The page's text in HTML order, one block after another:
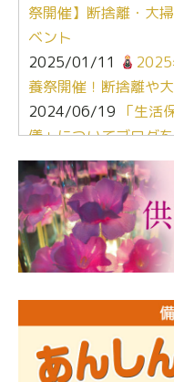
祭開催】断捨離・大
ベント
2025/01/11
養祭開催！断捨離や
2024/06/19 「生活
儀」についてブログ
2024/03/06【終活
ぶ！はじめてのお葬
瀬 ご参加ありがと
2024/01/19令和6
告
人形
2023/12/16終活な
ス®上鶴間 エンディ